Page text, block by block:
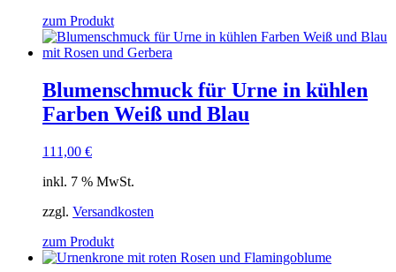
zum Produkt
Blumenschmuck für Urne in kühlen
Farben Weiß und Blau
111,00 €
inkl. 7 % MwSt.
zzgl. Versandkosten
zum Produkt